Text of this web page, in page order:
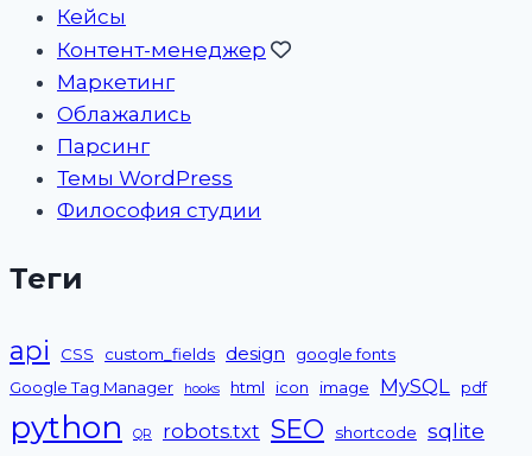
Кейсы
Контент-менеджер
Маркетинг
Облажались
Парсинг
Темы WordPress
Философия студии
Теги
api CSS custom_fields design
google fonts
Google Tag Manager
hooks html icon image MySQL pdf
python QR robots.txt SEO shortcode sqlite